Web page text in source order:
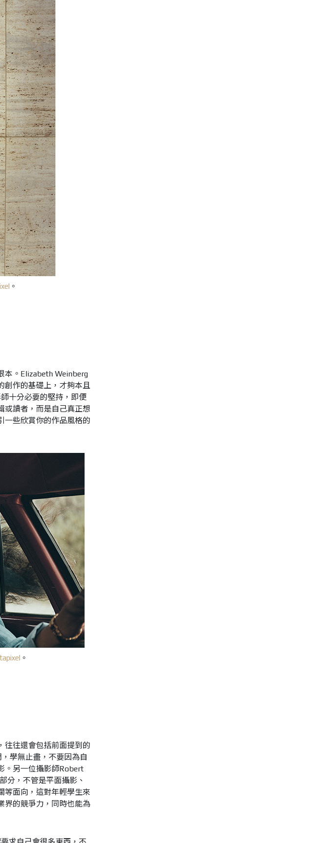
。
本。Elizabeth Weinberg
創作的基礎上，才夠本且
十分必要的堅持，即便
或讀者，而是自己真正想
一些欣賞你的作品風格的
。
往往還會包括前面提到的
學無止盡，不要因為自
。另一位攝影師Robert
分，不管是平面攝影、
等面向，這對年輕學生來
界的競爭力，同時也能為